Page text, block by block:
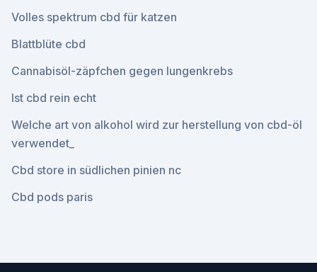
Volles spektrum cbd für katzen
Blattblüte cbd
Cannabisöl-zäpfchen gegen lungenkrebs
Ist cbd rein echt
Welche art von alkohol wird zur herstellung von cbd-öl
verwendet_
Cbd store in südlichen pinien nc
Cbd pods paris